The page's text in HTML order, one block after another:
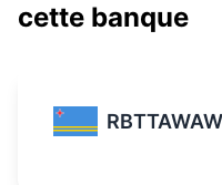
cette banque